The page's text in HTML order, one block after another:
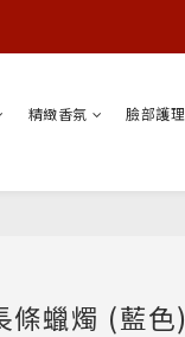
精緻香氛 臉部護理
條蠟燭 (藍色)